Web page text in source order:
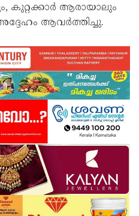
കുറ്റക്കാർ ആരായാലും
ആവർത്തിച്ചു.